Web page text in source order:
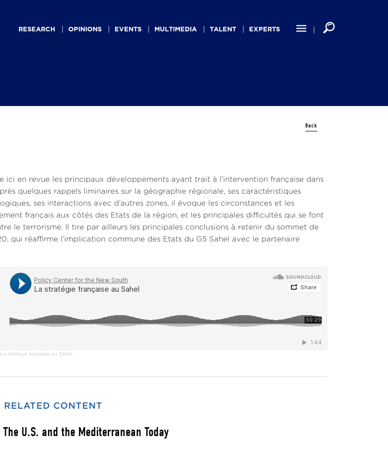
navigationRESEARCH OPINIONS EVENTS MULTIMEDIA TALENT EXPERTS
Back
ici en revue les principaux développements ayant trait à l’intervention française dans
quelques rappels liminaires sur la géographie régionale, ses caractéristiques
ses interactions avec d’autres zones, il évoque les circonstances et les
français aux côtés des Etats de la région, et les principales difficultés qui se font
le terrorisme. Il tire par ailleurs les principales conclusions à retenir du sommet de
qui réaffirme l’implication commune des Etats du G5 Sahel avec le partenaire
La stratégie française au Sahel
RELATED CONTENT
U.S. and the Mediterranean Today